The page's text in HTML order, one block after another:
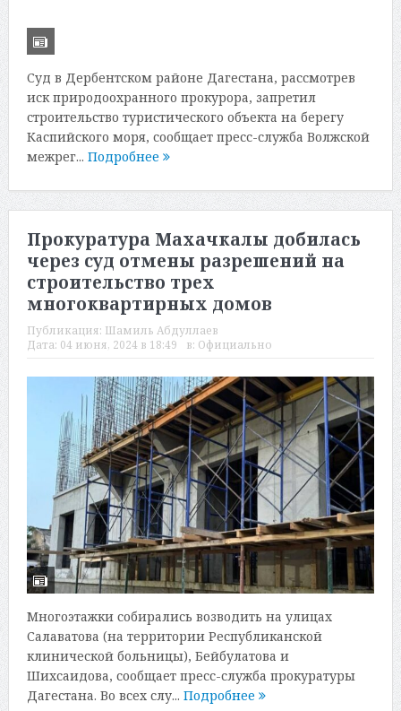
Суд в Дербентском районе Дагестана, рассмотрев
иск природоохранного прокурора, запретил
строительство туристического объекта на берегу
Каспийского моря, сообщает пресс-служба Волжской
межрег... Подробнее
Прокуратура Махачкалы добилась
через суд отмены разрешений на
строительство трех
многоквартирных домов
Публикация: Шамиль Абдуллаев
Дата: 04 июня, 2024 в 18:49 в: Официально
Многоэтажки собирались возводить на улицах
Салаватова (на территории Республиканской
клинической больницы), Бейбулатова и
Шихсаидова, сообщает пресс-служба прокуратуры
Дагестана. Во всех слу... Подробнее